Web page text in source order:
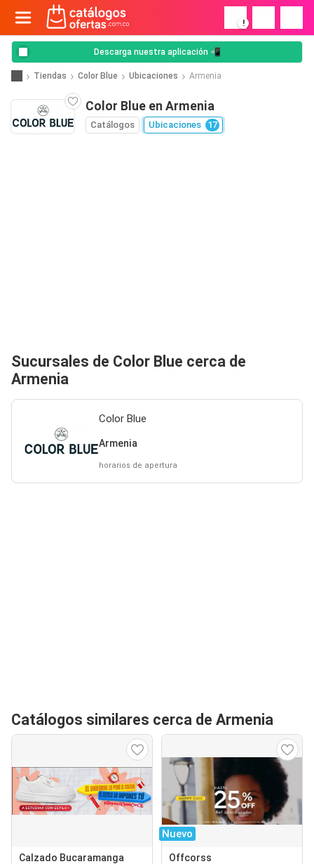
!
Descarga nuestra aplicación 📲
Tiendas Color Blue Ubicaciones Armenia
Color Blue en Armenia
Catálogos Ubicaciones 17
Sucursales de Color Blue cerca de
Armenia
Color Blue
Armenia
horarios de apertura
Catálogos similares cerca de Armenia
Calzado Bucaramanga
Nuevo
Offcorss